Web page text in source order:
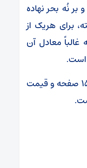
نُه بحر نهاده
برای هریک از
غالباً معادل آن
است.
این کتاب در قطع وزیری، با ۱۵۷ صفحه و قیمت